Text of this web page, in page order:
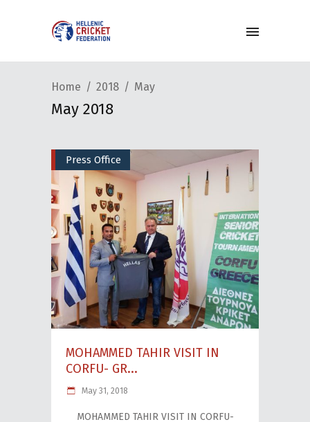
Home 2018 May
May 2018
Press Office
MOHAMMED TAHIR VISIT IN
CORFU- GR...
May 31, 2018
MOHAMMED TAHIR VISIT IN CORFU-